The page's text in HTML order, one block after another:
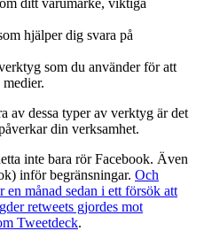
hjälper dig svara på
som du använder för att
av dessa typer av verktyg är det
din verksamhet.
inte bara rör Facebook. Även
inför begränsningar. Och
månad sedan i ett försök att
retweets gjordes mot
Tweetdeck.